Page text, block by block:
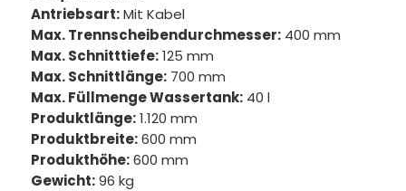
Antriebsart:Mit Kabel
Max. Trennscheibendurchmesser:400 mm
Max. Schnitttiefe:125 mm
Max. Schnittlänge:700 mm
Max. Füllmenge Wassertank:40 l
Produktlänge:1.120 mm
Produktbreite:600 mm
Produkthöhe:600 mm
Gewicht:96 kg